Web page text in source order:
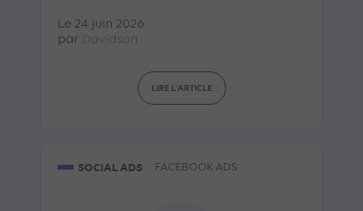
Le 24 juin 2026
par Davidson
LIRE L'ARTICLE
SOCIAL ADS FACEBOOK ADS